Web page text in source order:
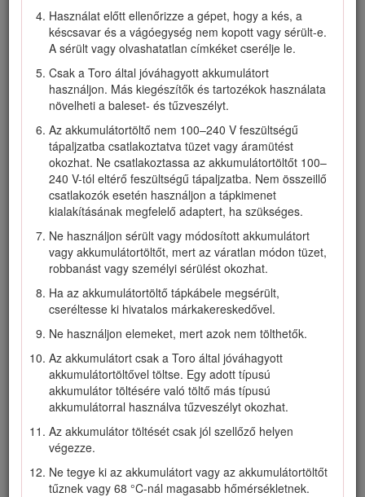
Használat előtt ellenőrizze a gépet, hogy a kés, a
késcsavar és a vágóegység nem kopott vagy sérült-e.
A sérült vagy olvashatatlan címkéket cserélje le.
Csak a Toro által jóváhagyott akkumulátort
használjon. Más kiegészítők és tartozékok használata
növelheti a baleset- és tűzveszélyt.
Az akkumulátortöltő nem 100–240 V feszültségű
tápaljzatba csatlakoztatva tüzet vagy áramütést
okozhat. Ne csatlakoztassa az akkumulátortöltőt 100–
240 V-tól eltérő feszültségű tápaljzatba. Nem összeillő
csatlakozók esetén használjon a tápkimenet
kialakításának megfelelő adaptert, ha szükséges.
Ne használjon sérült vagy módosított akkumulátort
vagy akkumulátortöltőt, mert az váratlan módon tüzet,
robbanást vagy személyi sérülést okozhat.
Ha az akkumulátortöltő tápkábele megsérült,
cseréltesse ki hivatalos márkakereskedővel.
Ne használjon elemeket, mert azok nem tölthetők.
Az akkumulátort csak a Toro által jóváhagyott
akkumulátortöltővel töltse. Egy adott típusú
akkumulátor töltésére való töltő más típusú
akkumulátorral használva tűzveszélyt okozhat.
Az akkumulátor töltését csak jól szellőző helyen
végezze.
Ne tegye ki az akkumulátort vagy az akkumulátortöltőt
tűznek vagy 68 °C-nál magasabb hőmérsékletnek.
Ábra 1
Típus- és sorozatszámcímke helye
A kézikönyv feltünteti a lehetséges veszélyeket, és a (Ábra
) biztonsági figyelmeztető jelzéssel azonosított biztonsági
figyelmet, amely súlyos sérülést vagy halált okozhat,
amennyiben Ön nem követi az ajánlott óvintézkedéseket.
Ábra 2
Biztonsági figyelmeztető jelzések
Ez a kézikönyv 2 szót használ az információ kiemelésére. A
Fontosspeciális műszaki információra hívja fel a figyelmet,
Megjegyzéskülön figyelemre érdemes általános
információt hangsúlyoz.
A termék megfelel minden vonatkozó európai irányelvnek; a
részletekért kérjük, olvassa el a különálló termékspecifikus
megfelelőségi nyilatkozatot (DOC).
Biztonság